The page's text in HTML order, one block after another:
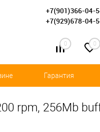
+7(901)366-04-
+7(929)678-04-
0 0
Гарантия
rpm, 256Mb